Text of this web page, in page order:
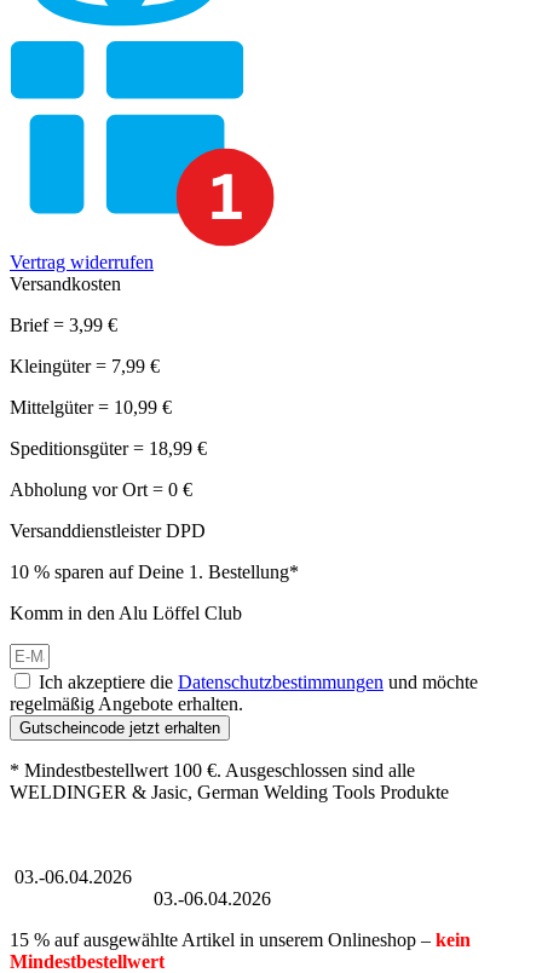
Vertrag widerrufen
Versandkosten
Brief = 3,99 €
Kleingüter = 7,99 €
Mittelgüter = 10,99 €
Speditionsgüter = 18,99 €
Abholung vor Ort = 0 €
Versanddienstleister DPD
10 % sparen auf Deine 1. Bestellung*
Komm in den Alu Löffel Club
Ich akzeptiere die Datenschutzbestimmungen und möchte
regelmäßig Angebote erhalten.
Gutscheincode jetzt erhalten
* Mindestbestellwert 100 €. Ausgeschlossen sind alle
WELDINGER & Jasic, German Welding Tools Produkte
03.-06.04.2026
03.-06.04.2026
15 % auf ausgewählte Artikel in unserem Onlineshop – kein
Mindestbestellwert